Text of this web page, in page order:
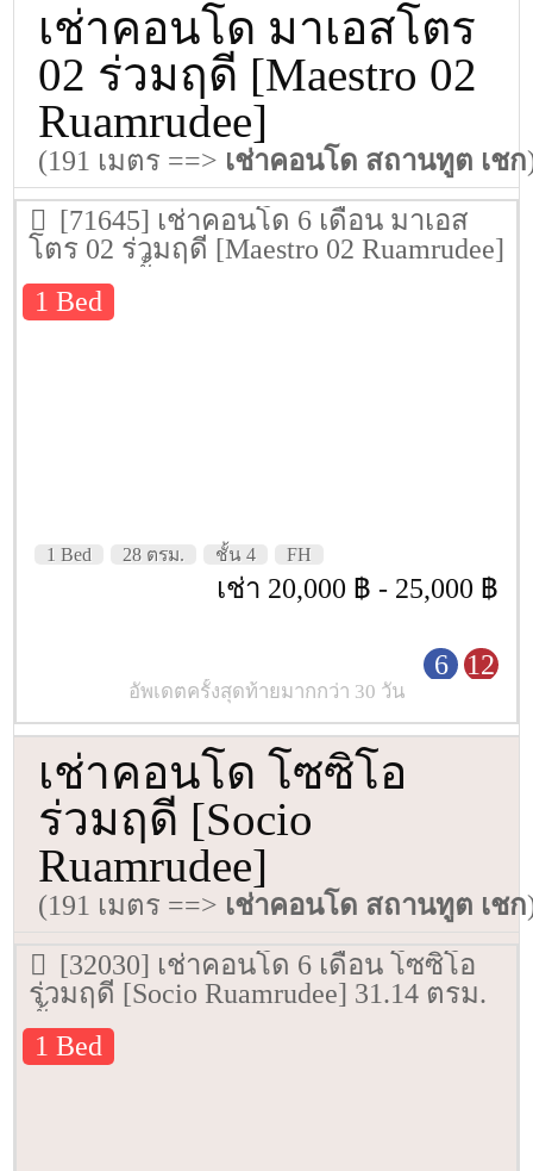
เช่าคอนโด มาเอสโตร
02 ร่วมฤดี [Maestro 02
Ruamrudee]
(191 เมตร ==> เช่าคอนโด สถานทูต เชก
[71645] เช่าคอนโด 6 เดือน มาเอส
โตร 02 ร่วมฤดี [Maestro 02 Ruamrudee]
28 ตรม. ชั้น 4
1 Bed
1 Bed 28 ตรม. ชั้น 4 FH
เช่า 20,000 ฿ - 25,000 ฿
6 12
อัพเดตครั้งสุดท้ายมากกว่า 30 วัน
เช่าคอนโด โซซิโอ
ร่วมฤดี [Socio
Ruamrudee]
(191 เมตร ==> เช่าคอนโด สถานทูต เชก
[32030] เช่าคอนโด 6 เดือน โซซิโอ
ร่วมฤดี [Socio Ruamrudee] 31.14 ตรม.
ชั้น 6
1 Bed